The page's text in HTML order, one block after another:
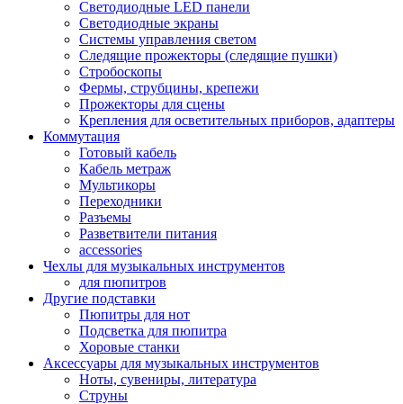
Светодиодные LED панели
Светодиодные экраны
Системы управления светом
Следящие прожекторы (следящие пушки)
Стробоскопы
Фермы, струбцины, крепежи
Прожекторы для сцены
Крепления для осветительных приборов, адаптеры
Коммутация
Готовый кабель
Кабель метраж
Мультикоры
Переходники
Разъемы
Разветвители питания
accessories
Чехлы для музыкальных инструментов
для пюпитров
Другие подставки
Пюпитры для нот
Подсветка для пюпитра
Хоровые станки
Аксессуары для музыкальных инструментов
Ноты, сувениры, литература
Струны